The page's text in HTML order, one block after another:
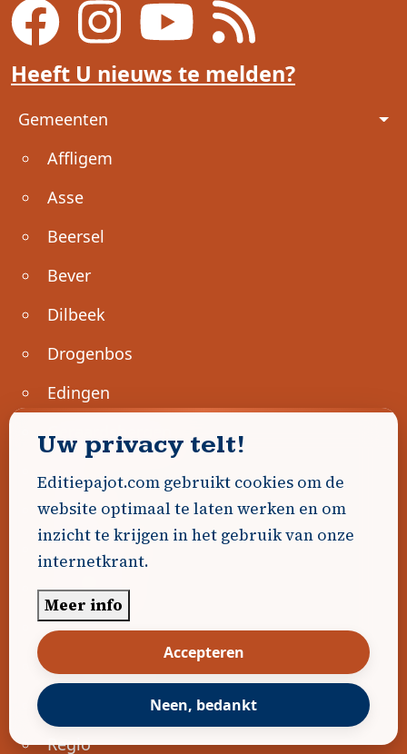
Heeft U nieuws te melden?
Voet
Gemeenten
Affligem
Asse
Beersel
Bever
Dilbeek
Drogenbos
Edingen
Geraardsbergen
Halle
Lennik
Liedekerke
Linkebeek
Ninove
Pajottegem
Regio
Uw privacy telt!
Editiepajot.com gebruikt cookies om de
website optimaal te laten werken en om
inzicht te krijgen in het gebruik van onze
internetkrant.
Meer info
Accepteren
Neen, bedankt